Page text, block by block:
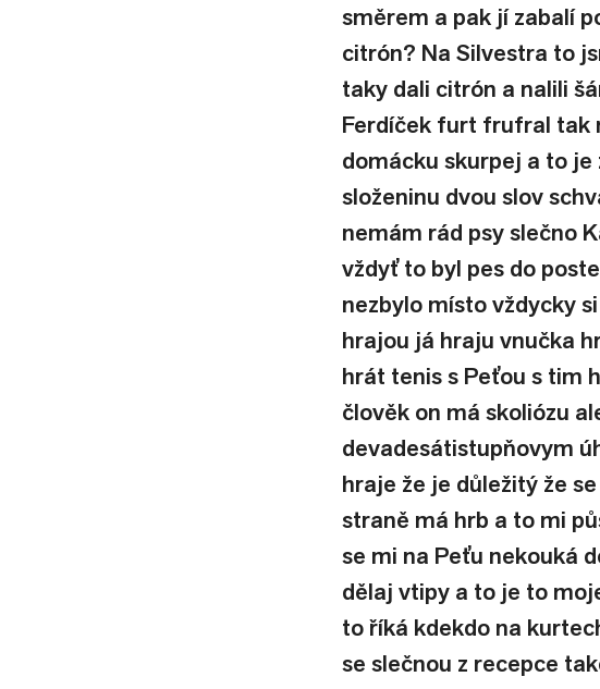
směrem a pak jí zabalí
citrón? Na Silvestra to
taky dali citrón a nalili
Ferdíček furt frufral tak
domácku skurpej a to
složeninu dvou slov
nemám rád psy slečno
vždyť to byl pes do
nezbylo místo vždycky
hrajou já hraju vnučka
hrát tenis s Peťou s
člověk on má skoliózu
devadesátistupňovym
hraje že je důležitý že
straně má hrb a to mi
se mi na Peťu nekouká
dělaj vtipy a to je to
to říká kdekdo na
se slečnou z recepce